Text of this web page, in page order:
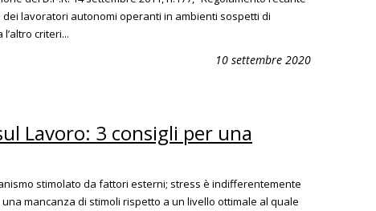
lavoratori autonomi operanti in ambienti sospetti di
criteri...
10 settembre 2020
Lavoro: 3 consigli per una
stimolato da fattori esterni; stress è indifferentemente
mancanza di stimoli rispetto a un livello ottimale al quale